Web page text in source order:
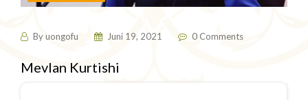
Byuongofu Juni 19, 2021 0 Comments
Mevlan Kurtishi